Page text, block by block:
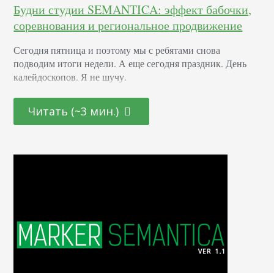
Будни студии SEMANTICA: эффект бабочки,
соревнования и региональное продвижение
Сегодня пятница и поэтому мы с ребятами снова
подводим итоги недели. А еще сегодня праздник. День
калейдоскопов. Я не шучу.
Читать (~3 мин.)